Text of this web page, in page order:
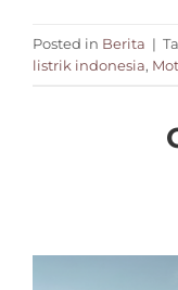
Posted in Berita |
listrik indonesia,